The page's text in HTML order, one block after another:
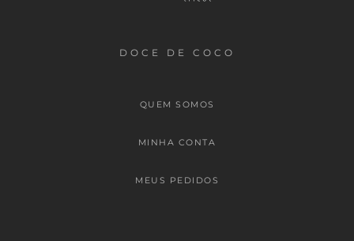
DOCE DE COCO
QUEM SOMOS
MINHA CONTA
MEUS PEDIDOS